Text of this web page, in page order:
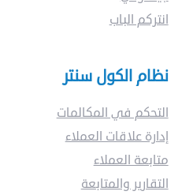
انتركم الباب
نظام الكول سنتر
التحكم في المكالمات
إدارة علاقات العملاء
متابعة العملاء
التقارير والمتابعة